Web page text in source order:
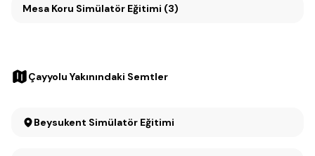
Mesa Koru Simülatör Eğitimi (3)
Çayyolu Yakınındaki Semtler
Beysukent Simülatör Eğitimi